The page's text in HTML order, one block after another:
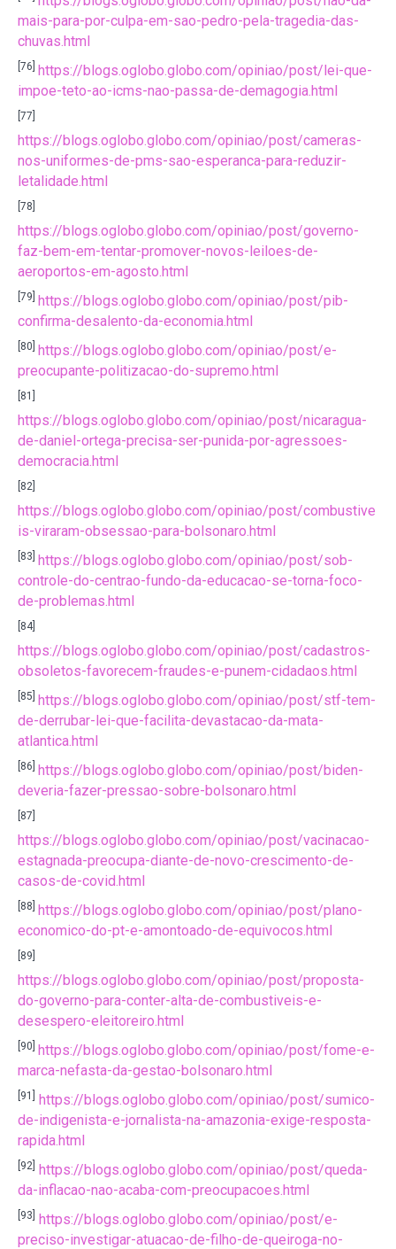
mais-para-por-culpa-em-sao-pedro-pela-tragedia-das-
chuvas.html
[76] https://blogs.oglobo.globo.com/opiniao/post/lei-que-
impoe-teto-ao-icms-nao-passa-de-demagogia.html
[77]
https://blogs.oglobo.globo.com/opiniao/post/cameras-
nos-uniformes-de-pms-sao-esperanca-para-reduzir-
letalidade.html
[78]
https://blogs.oglobo.globo.com/opiniao/post/governo-
faz-bem-em-tentar-promover-novos-leiloes-de-
aeroportos-em-agosto.html
[79] https://blogs.oglobo.globo.com/opiniao/post/pib-
confirma-desalento-da-economia.html
[80] https://blogs.oglobo.globo.com/opiniao/post/e-
preocupante-politizacao-do-supremo.html
[81]
https://blogs.oglobo.globo.com/opiniao/post/nicaragua-
de-daniel-ortega-precisa-ser-punida-por-agressoes-
democracia.html
[82]
https://blogs.oglobo.globo.com/opiniao/post/combustive
is-viraram-obsessao-para-bolsonaro.html
[83] https://blogs.oglobo.globo.com/opiniao/post/sob-
controle-do-centrao-fundo-da-educacao-se-torna-foco-
de-problemas.html
[84]
https://blogs.oglobo.globo.com/opiniao/post/cadastros-
obsoletos-favorecem-fraudes-e-punem-cidadaos.html
[85] https://blogs.oglobo.globo.com/opiniao/post/stf-tem-
de-derrubar-lei-que-facilita-devastacao-da-mata-
atlantica.html
[86] https://blogs.oglobo.globo.com/opiniao/post/biden-
deveria-fazer-pressao-sobre-bolsonaro.html
[87]
https://blogs.oglobo.globo.com/opiniao/post/vacinacao-
estagnada-preocupa-diante-de-novo-crescimento-de-
casos-de-covid.html
[88] https://blogs.oglobo.globo.com/opiniao/post/plano-
economico-do-pt-e-amontoado-de-equivocos.html
[89]
https://blogs.oglobo.globo.com/opiniao/post/proposta-
do-governo-para-conter-alta-de-combustiveis-e-
desespero-eleitoreiro.html
[90] https://blogs.oglobo.globo.com/opiniao/post/fome-e-
marca-nefasta-da-gestao-bolsonaro.html
[91]
https://blogs.oglobo.globo.com/opiniao/post/sumico-
de-indigenista-e-jornalista-na-amazonia-exige-resposta-
rapida.html
[92] https://blogs.oglobo.globo.com/opiniao/post/queda-
da-inflacao-nao-acaba-com-preocupacoes.html
[93] https://blogs.oglobo.globo.com/opiniao/post/e-
preciso-investigar-atuacao-de-filho-de-queiroga-no-